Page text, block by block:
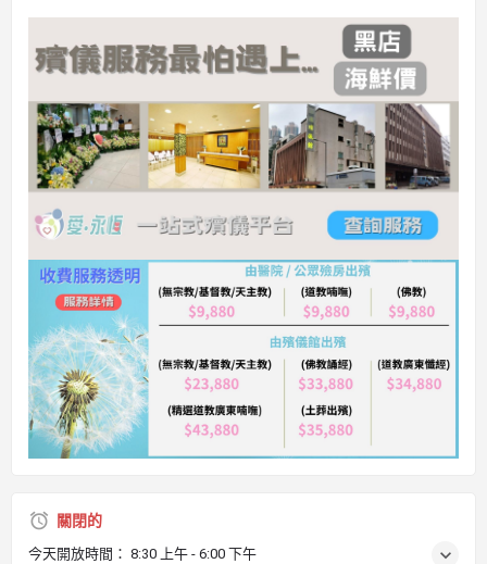
關閉的
今天開放時間： 8:30 上午 - 6:00 下午